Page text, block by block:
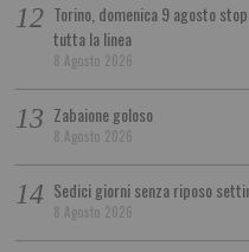
Torino, domenica 9 agosto
tutta la linea
8 Agosto 2026
Zabaione goloso
8 Agosto 2026
Sedici giorni senza riposo
8 Agosto 2026